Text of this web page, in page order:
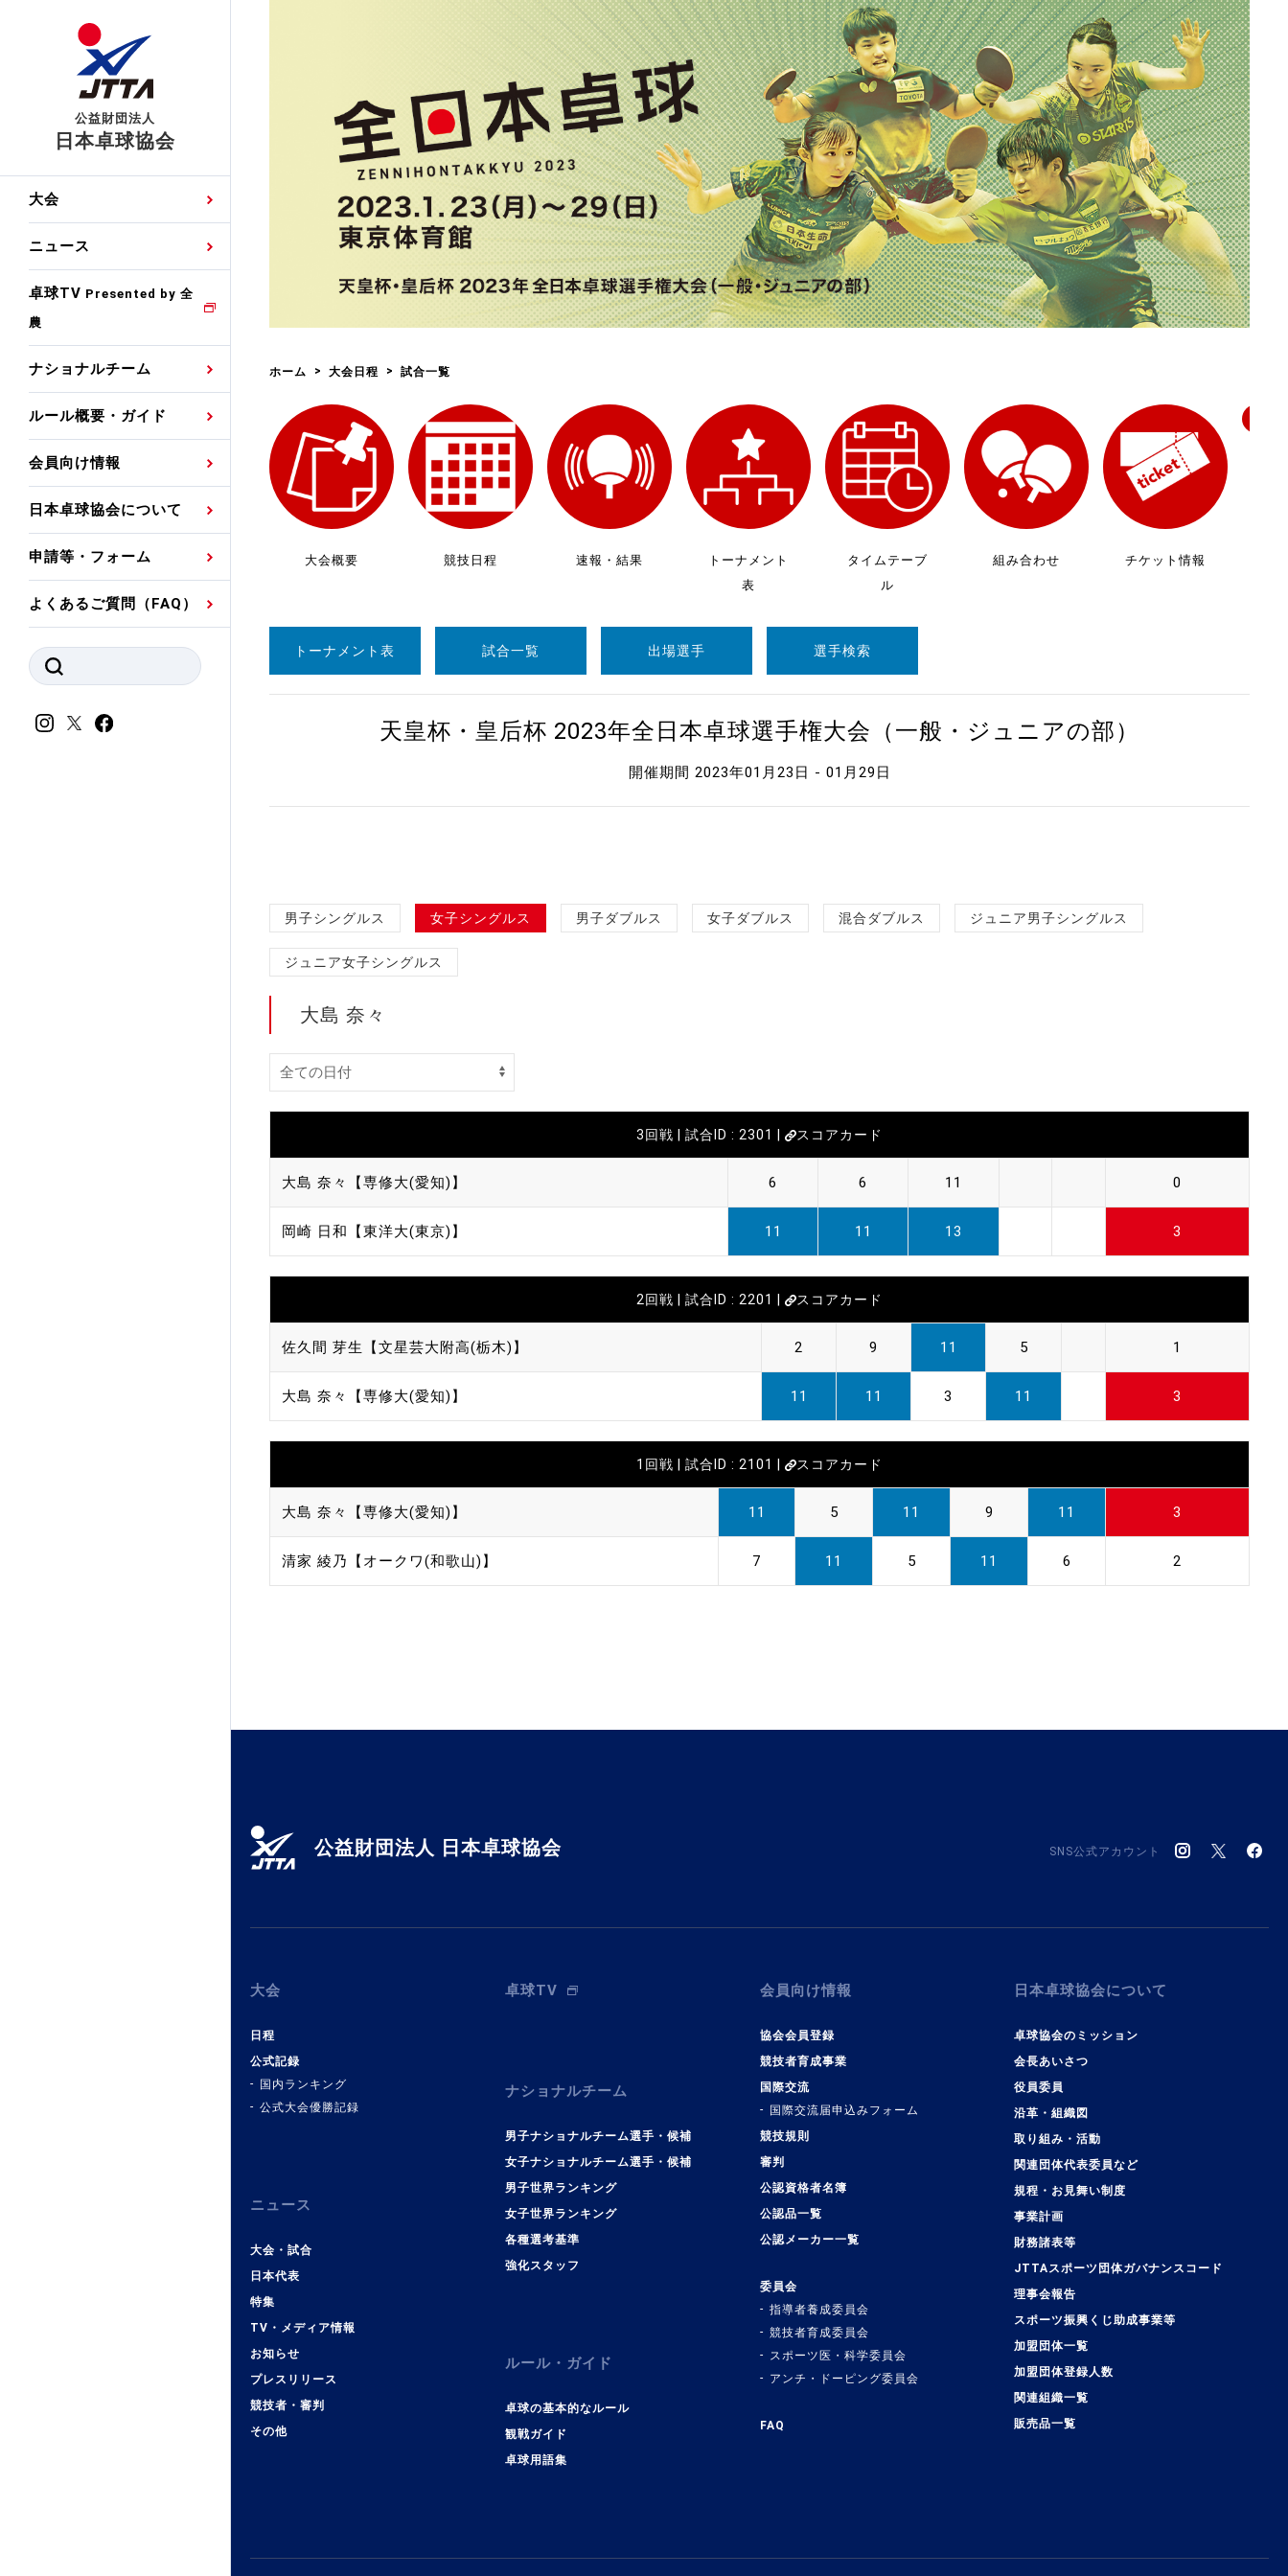
公益財団法人
日本卓球協会
大会
国内ランキング
ニュース
大会・試合
プレスリリース
競技者(パスウェイ)・審判
その他
卓球TV Presented by 全
農
ナショナルチーム
男子ナショナルチーム選
男子世界ランキング
女子世界ランキング
各種選考基準
強化スタッフ
ルール概要・ガイド
卓球の基本的なルール
観戦ガイド
会員向け情報
協会会員登録
ゼッケンについて
競技者育成事業
公認資格者名簿
公認品一覧
公認メーカー一覧
指導者養成委員会
スポーツ医・科学委員会
日本卓球協会について
卓球協会のミッション
会長あいさつ
関連団体代表委員など
規程・お見舞い制度
ハンドブックデータ
申請等・フォーム
国際交流届申込みフォーム
国際大会自主参加申請
競技ウエア広告申請
審判員ネームプレート制作
申込
よくあるご質問（FAQ）
ホーム 大会日程 試合一覧
大会概要 競技日程 速報・結果
トーナメント
表
タイムテーブ
ル
組み合わせ チケット情報
トーナメント表 試合一覧 出場選手 選手検索
天皇杯・皇后杯 2023年全日本卓球選手権大会（一般・ジュニアの部）
開催期間 2023年01月23日 - 01月29日
男子シングルス 女子シングルス 男子ダブルス 女子ダブルス 混合ダブルス ジュニア男子シングルス
ジュニア女子シングルス
大島 奈々
3回戦 | 試合ID : 2301 | スコアカード
大島 奈々【専修大(愛知)】 6 6 11 0
岡崎 日和【東洋大(東京)】 11 11 13 3
2回戦 | 試合ID : 2201 | スコアカード
佐久間 芽生【文星芸大附高(栃木)】 2 9 11 5 1
大島 奈々【専修大(愛知)】 11 11 3 11 3
1回戦 | 試合ID : 2101 | スコアカード
大島 奈々【専修大(愛知)】 11 5 11 9 11 3
清家 綾乃【オークワ(和歌山)】 7 11 5 11 6 2
公益財団法人 日本卓球協会 SNS公式アカウント
大会
日程
公式記録
国内ランキング
公式大会優勝記録
ニュース
大会・試合
日本代表
特集
TV・メディア情報
お知らせ
プレスリリース
競技者・審判
その他
卓球TV
ナショナルチーム
男子ナショナルチーム選手・候補
女子ナショナルチーム選手・候補
男子世界ランキング
女子世界ランキング
各種選考基準
強化スタッフ
ルール・ガイド
卓球の基本的なルール
観戦ガイド
卓球用語集
会員向け情報
協会会員登録
競技者育成事業
国際交流
国際交流届申込みフォーム
競技規則
審判
公認資格者名簿
公認品一覧
公認メーカー一覧
委員会
指導者養成委員会
競技者育成委員会
スポーツ医・科学委員会
アンチ・ドーピング委員会
FAQ
日本卓球協会について
卓球協会のミッション
会長あいさつ
役員委員
沿革・組織図
取り組み・活動
関連団体代表委員など
規程・お見舞い制度
事業計画
財務諸表等
JTTAスポーツ団体ガバナンスコード
理事会報告
スポーツ振興くじ助成事業等
加盟団体一覧
加盟団体登録人数
関連組織一覧
販売品一覧